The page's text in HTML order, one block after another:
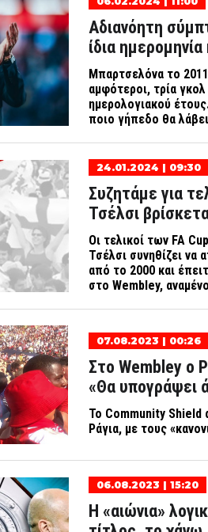
Αδιανόητη
ίδια
Μπαρτσελόνα το
αμφότεροι, τρία
ημερολογιακού
ποιο γήπεδο θα
24.01.2024 | 09:30
Συζητάμε για
Τσέλσι
Οι τελικοί των FA Cup
Τσέλσι συνηθίζει να
από το 2000 και
στο Wembley,
07.08.2023 | 00:26
Στο Wembley ο
«Θα υπογράψει
Το Community Shield
Ράγια, με τους
06.08.2023 | 15:20
Η «αιώνια»